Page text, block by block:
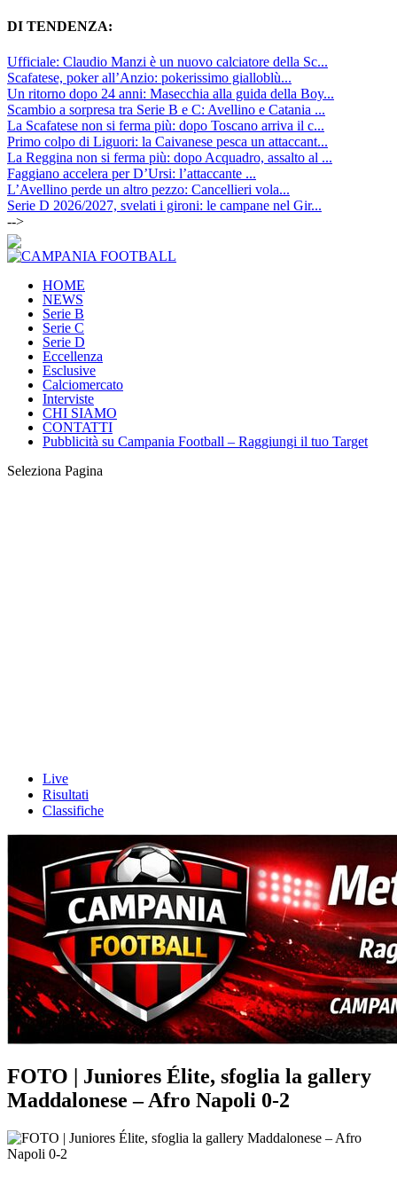
DI TENDENZA:
Ufficiale: Claudio Manzi è un nuovo calciatore della Sc...
Scafatese, poker all’Anzio: pokerissimo gialloblù...
Un ritorno dopo 24 anni: Masecchia alla guida della Boy...
Scambio a sorpresa tra Serie B e C: Avellino e Catania ...
La Scafatese non si ferma più: dopo Toscano arriva il c...
Primo colpo di Liguori: la Caivanese pesca un attaccant...
La Reggina non si ferma più: dopo Acquadro, assalto al ...
Faggiano accelera per D’Ursi: l’attaccante ...
L’Avellino perde un altro pezzo: Cancellieri vola...
Serie D 2026/2027, svelati i gironi: le campane nel Gir...
-->
HOME
NEWS
Serie B
Serie C
Serie D
Eccellenza
Esclusive
Calciomercato
Interviste
CHI SIAMO
CONTATTI
Pubblicità su Campania Football – Raggiungi il tuo Target
Seleziona Pagina
Live
Risultati
Classifiche
FOTO | Juniores Élite, sfoglia la gallery
Maddalonese – Afro Napoli 0-2